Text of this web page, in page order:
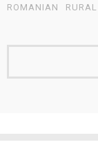
ROMANIAN
RURAL